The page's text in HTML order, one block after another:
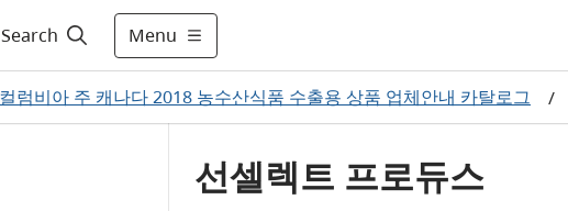
Search Menu
럼비아 주 캐나다 2018 농수산식품 수출용 상품 업체안내 카탈로그 /
선셀렉트 프로듀스